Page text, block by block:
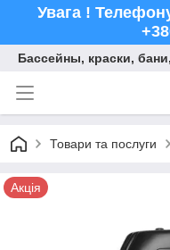
Увага !
Бассейны, краски,
Товари та послуги
Акція